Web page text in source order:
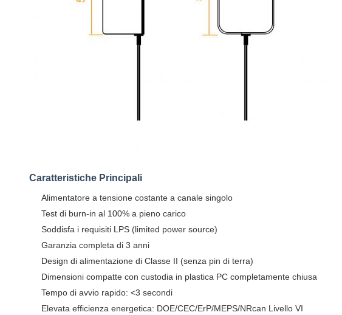
Caratteristiche Principali
Alimentatore a tensione costante a canale singolo
Test di burn-in al 100% a pieno carico
Soddisfa i requisiti LPS (limited power source)
Garanzia completa di 3 anni
Design di alimentazione di Classe II (senza pin di terra)
Dimensioni compatte con custodia in plastica PC completamente chiusa
Tempo di avvio rapido: <3 secondi
Elevata efficienza energetica: DOE/CEC/ErP/MEPS/NRcan Livello VI